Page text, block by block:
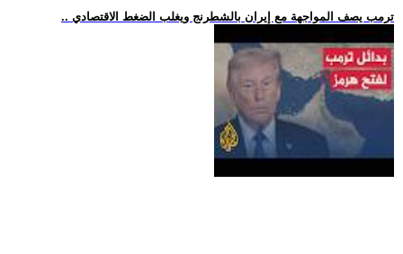
.. ترمب يصف المواجهة مع إيران بالشطرنج ويغلب الضغط الاقتصادي